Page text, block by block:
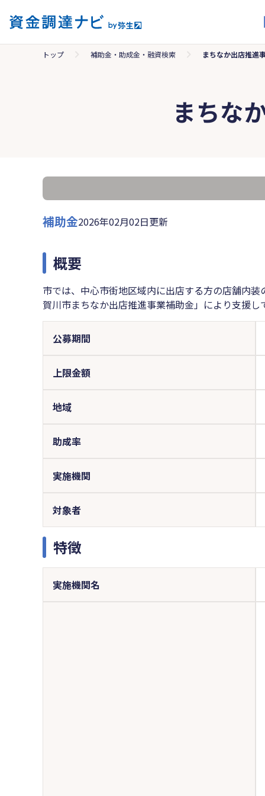
トップ 補助金・助成金・融資検索 まちなか出店推進
まちな
補助金2026年02月02日更新
概要
市では、中心市街地区域内に出店する方の店舗内
賀川市まちなか出店推進事業補助金」により支援し
公募期間
上限金額
地域
助成率
実施機関
対象者
特徴
実施機関名